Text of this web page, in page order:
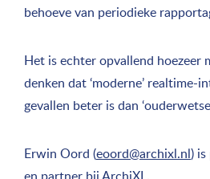
behoeve van periodieke
Het is echter opvallend hoezeer
denken dat ‘moderne’ realtime-
gevallen beter is dan
Erwin Oord (eoord@archixl.nl)